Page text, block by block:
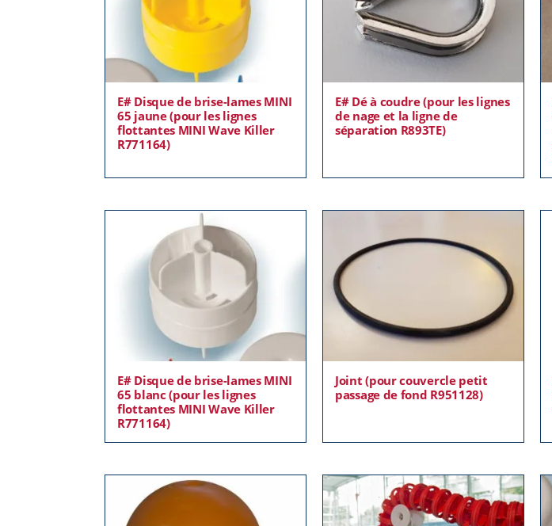
E# Disque de brise-lames MINI
65 jaune (pour les lignes
flottantes MINI Wave Killer
R771164)
E# Dé à coudre (pour les lignes
de nage et la ligne de
séparation R893TE)
E# Disque de brise-lames MINI
65 blanc (pour les lignes
flottantes MINI Wave Killer
R771164)
Joint (pour couvercle petit
passage de fond R951128)